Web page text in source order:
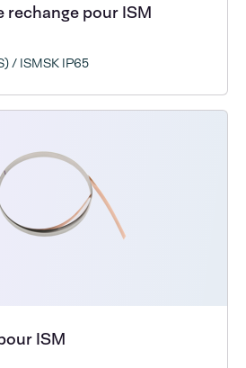
rechange pour ISM
/ ISMSK IP65
ISM